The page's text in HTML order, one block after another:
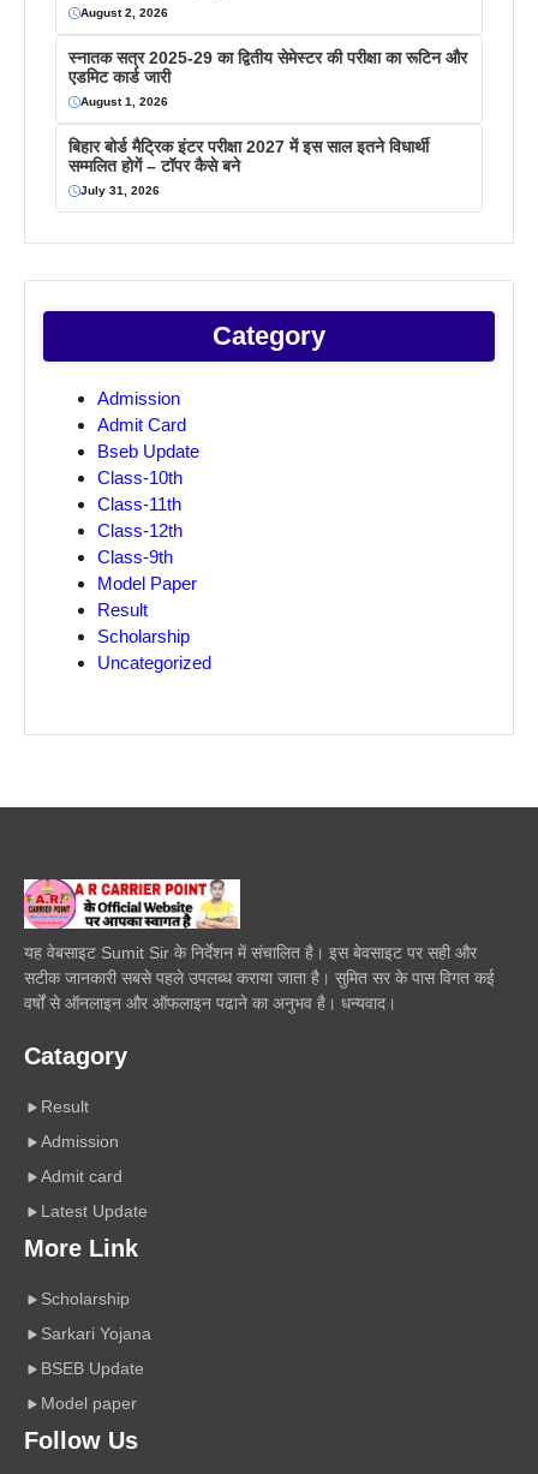
August 2, 2026
स्नातक सत्र 2025-29 का द्वितीय सेमेस्टर की परीक्षा का रूटिन और
एडमिट कार्ड जारी
August 1, 2026
बिहार बोर्ड मैट्रिक इंटर परीक्षा 2027 में इस साल इतने विधार्थी
सम्मलित होगें – टॉपर कैसे बने
July 31, 2026
Category
Admission
Admit Card
Bseb Update
Class-10th
Class-11th
Class-12th
Class-9th
Model Paper
Result
Scholarship
Uncategorized
यह वेबसाइट Sumit Sir के निर्देशन में संचालित है। इस बेवसाइट पर सही और
सटीक जानकारी सबसे पहले उपलब्ध कराया जाता है। सुमित सर के पास विगत कई
वर्षों से ऑनलाइन और ऑफलाइन पढाने का अनुभव है। धन्यवाद।
Catagory
Result
Admission
Admit card
Latest Update
More Link
Scholarship
Sarkari Yojana
BSEB Update
Model paper
Follow Us